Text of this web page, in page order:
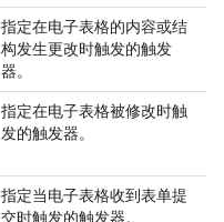
指定在电子表格的内容或结
构发生更改时触发的触发
器。
指定在电子表格被修改时触
发的触发器。
指定当电子表格收到表单提
交时触发的触发器。